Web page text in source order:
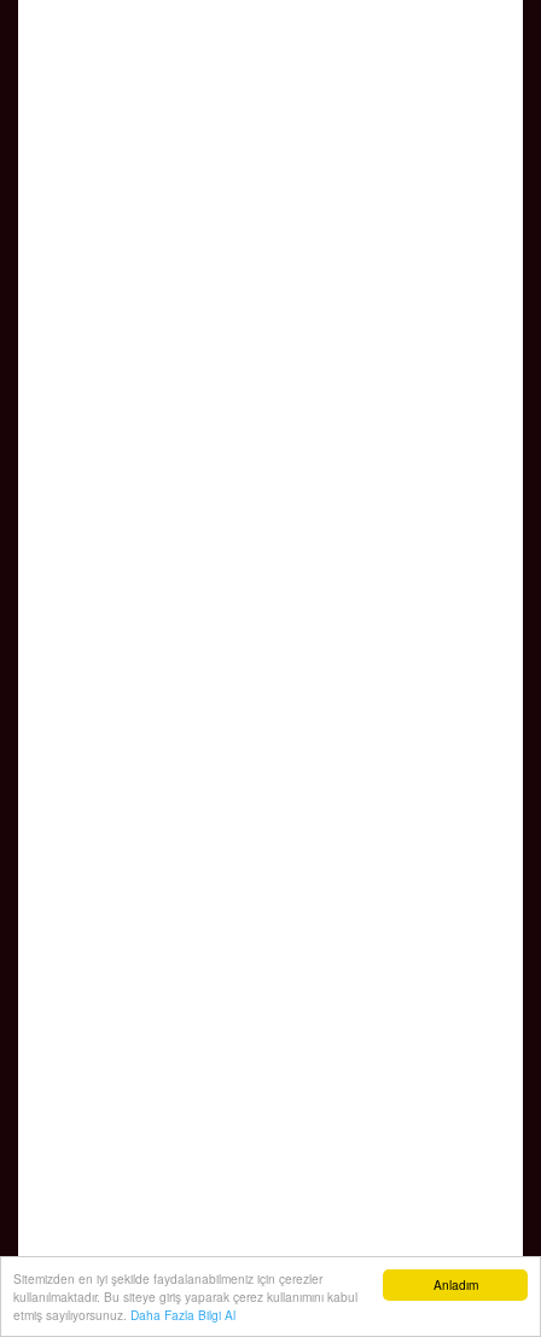
Anladım
Sitemizden en iyi şekilde faydalanabilmeniz için çerezler
kullanılmaktadır. Bu siteye giriş yaparak çerez kullanımını kabul
etmiş sayılıyorsunuz. Daha Fazla Bilgi Al